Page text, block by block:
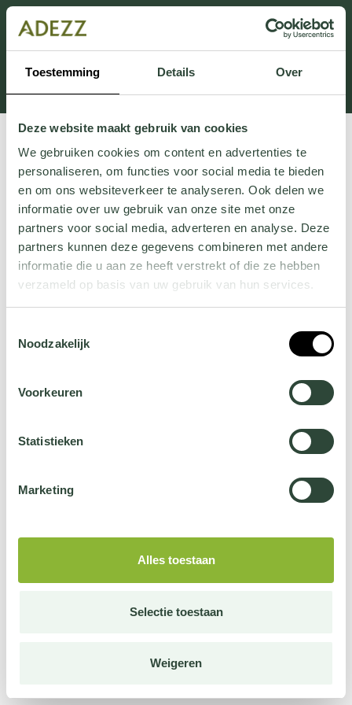
Toestemming Details Over
Deze website maakt gebruik van cookies
We gebruiken cookies om content en advertenties te
personaliseren, om functies voor social media te bieden
en om ons websiteverkeer te analyseren. Ook delen we
informatie over uw gebruik van onze site met onze
partners voor social media, adverteren en analyse. Deze
partners kunnen deze gegevens combineren met andere
informatie die u aan ze heeft verstrekt of die ze hebben
verzameld op basis van uw gebruik van hun services.
jehier.
Noodzakelijk
Voorkeuren
Statistieken
Marketing
Alles toestaan
Selectie toestaan
Weigeren
This section is currently under maintenance.
If you are missing information, you can call us at +31
413 745 423 or email us at